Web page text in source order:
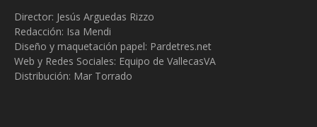
Director: Jesús Arguedas Rizzo
Redacción: Isa Mendi
Diseño y maquetación papel: Pardetres.net
Web y Redes Sociales: Equipo de VallecasVA
Distribución: Mar Torrado